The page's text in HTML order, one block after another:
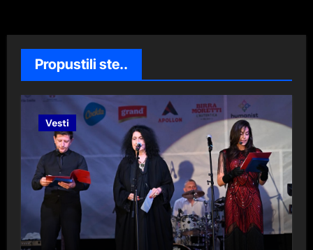
Propustili ste..
Vesti